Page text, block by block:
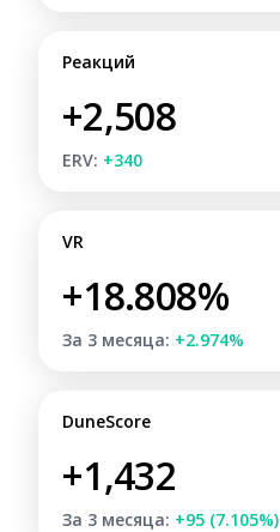
Реакций
+2,508
ERV: +340
VR
+18.808%
За 3 месяца: +2.974%
DuneScore
+1,432
За 3 месяца: +95 (7.105%)